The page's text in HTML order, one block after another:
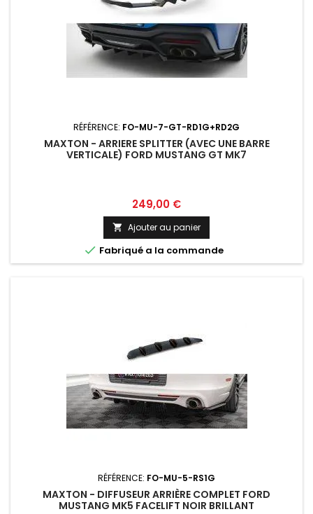
RÉFÉRENCE: FO-MU-7-GT-RD1G+RD2G
MAXTON - ARRIERE SPLITTER (AVEC UNE BARRE
VERTICALE) FORD MUSTANG GT MK7
Prix
249,00 €
 Ajouter au panier
 Fabriqué a la commande
RÉFÉRENCE: FO-MU-5-RS1G
MAXTON - DIFFUSEUR ARRIÈRE COMPLET FORD
MUSTANG MK5 FACELIFT NOIR BRILLANT